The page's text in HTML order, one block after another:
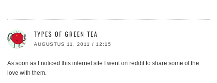
TYPES OF GREEN TEA
AUGUSTUS 11, 2011 / 12:15
As soon as I noticed this internet site I went on reddit to share some of the
love with them.